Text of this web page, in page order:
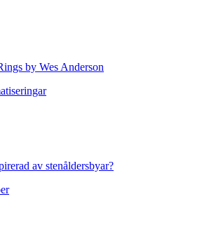
by Wes Anderson
av stenåldersbyar?